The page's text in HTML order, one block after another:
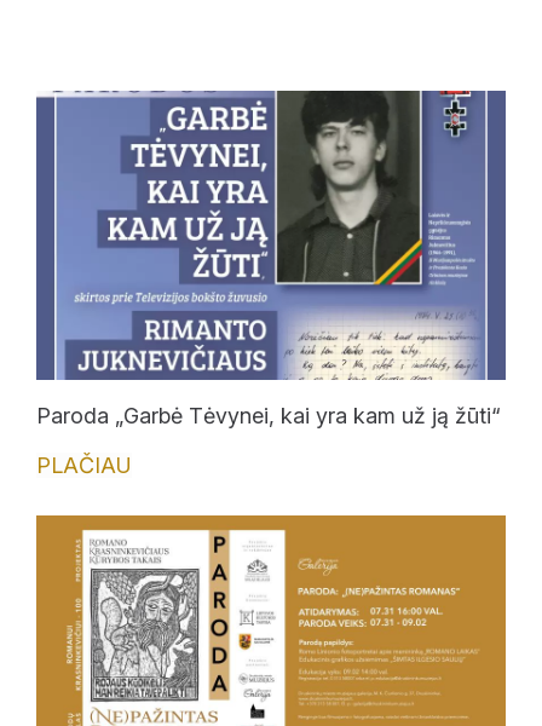
Ekspozicijos
Edukaciniai užsiėmimai
Straipsniai
Paroda „Garbė Tėvynei, kai yra kam už ją žūti“
PLAČIAU